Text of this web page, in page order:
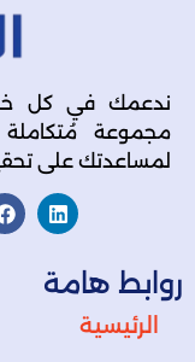
ندعمك في كل
مجموعة
لمساعدتك على
روابط هامة
الرئيسية